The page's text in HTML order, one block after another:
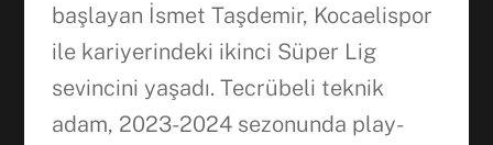
başlayan İsmet Taşdemir, Kocaelispor
ile kariyerindeki ikinci Süper Lig
sevincini yaşadı. Tecrübeli teknik
adam, 2023-2024 sezonunda play-